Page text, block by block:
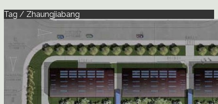
Tag / Zhaungjiabang